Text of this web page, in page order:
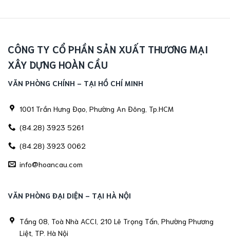
CÔNG TY CỔ PHẦN SẢN XUẤT THƯƠNG MẠI
XÂY DỰNG HOÀN CẦU
VĂN PHÒNG CHÍNH - TẠI HỒ CHÍ MINH
1001 Trần Hưng Đạo, Phường An Đông, Tp.HCM
(84.28) 3923 5261
(84.28) 3923 0062
info@hoancau.com
VĂN PHÒNG ĐẠI DIỆN - TẠI HÀ NỘI
Tầng 08, Toà Nhà ACCI, 210 Lê Trọng Tấn, Phường Phương
Liệt, TP. Hà Nội